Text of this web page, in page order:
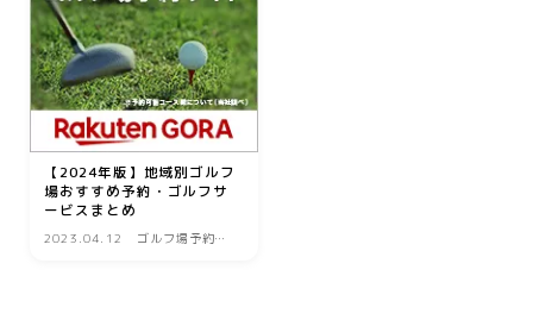
ダイエット
ネイル
ヘアケア
ボディケア
美容機器
美容食品
【2024年版】地域別ゴルフ
場おすすめ予約・ゴルフサ
ービスまとめ
2023.04.12
ゴルフ場予約サ